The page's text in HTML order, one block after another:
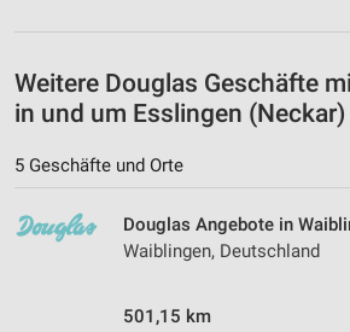
Weitere Douglas Geschäfte
in und um Esslingen (Neckar)
5 Geschäfte und Orte
Douglas Angebote in
Waiblingen, Deutschland
501,15 km